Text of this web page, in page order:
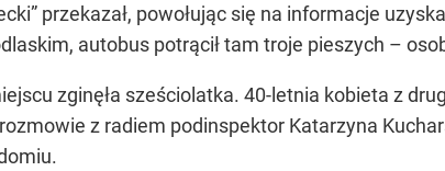
przekazał, powołując się na informacje
autobus potrącił tam troje pieszych –
zginęła sześciolatka. 40-letnia kobieta z
z radiem podinspektor Katarzyna